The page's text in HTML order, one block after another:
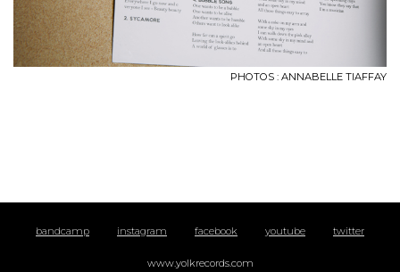
PHOTOS : ANNABELLE TIAFFAY
bandcamp instagram facebook youtube twitter
www.yolkrecords.com